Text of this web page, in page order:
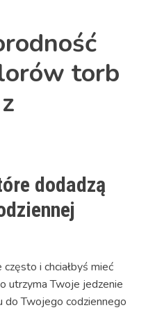
torb
dodadzą
i chciałbyś mieć
utrzyma Twoje jedzenie
Twojego codziennego